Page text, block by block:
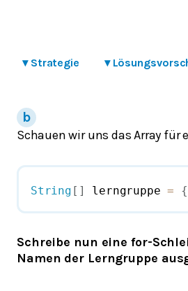
▾ Strategie ▾
Schauen wir uns das Array für
String [ ] lerngruppe = {
Schreibe nun eine for-
Namen der Lerngruppe